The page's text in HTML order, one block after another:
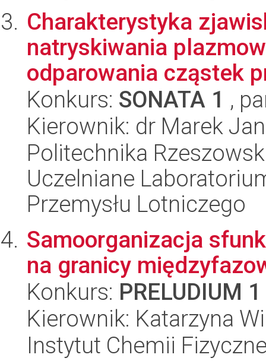
Charakterystyka
natryskiwania
odparowania cząstek
Konkurs: SONATA 1 ,
Kierownik: dr Marek
Politechnika
Uczelniane
Przemysłu Lotniczego
Samoorganizacja
na granicy
Konkurs: PRELUDIUM 1
Kierownik: Katarzyna
Instytut Chemii